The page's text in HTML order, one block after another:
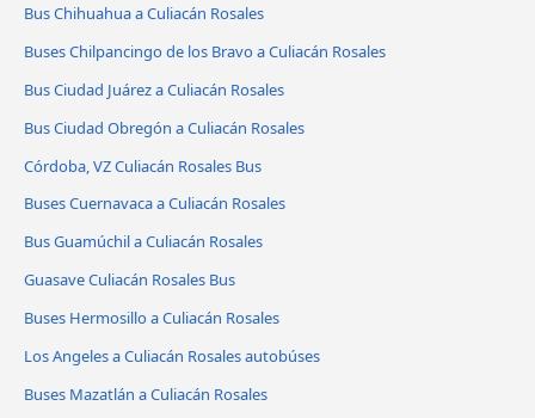
Bus Chihuahua a Culiacán Rosales
Buses Chilpancingo de los Bravo a Culiacán Rosales
Bus Ciudad Juárez a Culiacán Rosales
Bus Ciudad Obregón a Culiacán Rosales
Córdoba, VZ Culiacán Rosales Bus
Buses Cuernavaca a Culiacán Rosales
Bus Guamúchil a Culiacán Rosales
Guasave Culiacán Rosales Bus
Buses Hermosillo a Culiacán Rosales
Los Angeles a Culiacán Rosales autobúses
Buses Mazatlán a Culiacán Rosales